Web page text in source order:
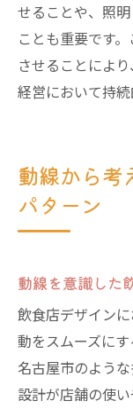
せることや、照
ことも重要です
させることによ
経営において持
動線から考
パターン
動線を意識した
飲食店デザイン
動をスムーズに
名古屋市のよう
設計が店舗の使